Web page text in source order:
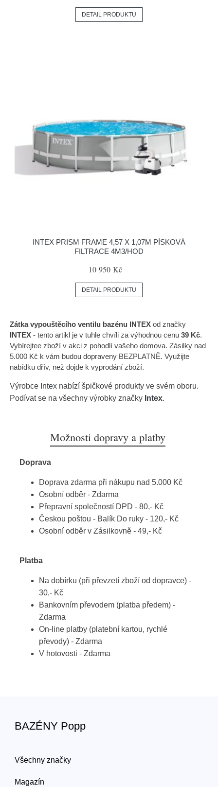
DETAIL PRODUKTU
INTEX PRISM FRAME 4,57 X 1,07M PÍSKOVÁ
FILTRACE 4M3/HOD
10 950 Kč
DETAIL PRODUKTU
Zátka vypouštěcího ventilu bazénu INTEX od značky
INTEX - tento artikl je v tuhle chvíli za výhodnou cenu 39 Kč.
Vybírejtee zboží v akci z pohodlí vašeho domova. Zásilky nad
5.000 Kč k vám budou dopraveny BEZPLATNĚ. Využijte
nabídku dřív, než dojde k vyprodání zboží.
Výrobce Intex nabízí špičkové produkty ve svém oboru.
Podívat se na všechny výrobky značky Intex.
Možnosti dopravy a platby
Doprava
Doprava zdarma při nákupu nad 5.000 Kč
Osobní odběr - Zdarma
Přepravní společností DPD - 80,- Kč
Českou poštou - Balík Do ruky - 120,- Kč
Osobní odběr v Zásilkovně - 49,- Kč
Platba
Na dobírku (při převzetí zboží od dopravce) -
30,- Kč
Bankovním převodem (platba předem) -
Zdarma
On-line platby (platební kartou, rychlé
převody) - Zdarma
V hotovosti - Zdarma
BAZÉNY Popp
Všechny značky
Magazín